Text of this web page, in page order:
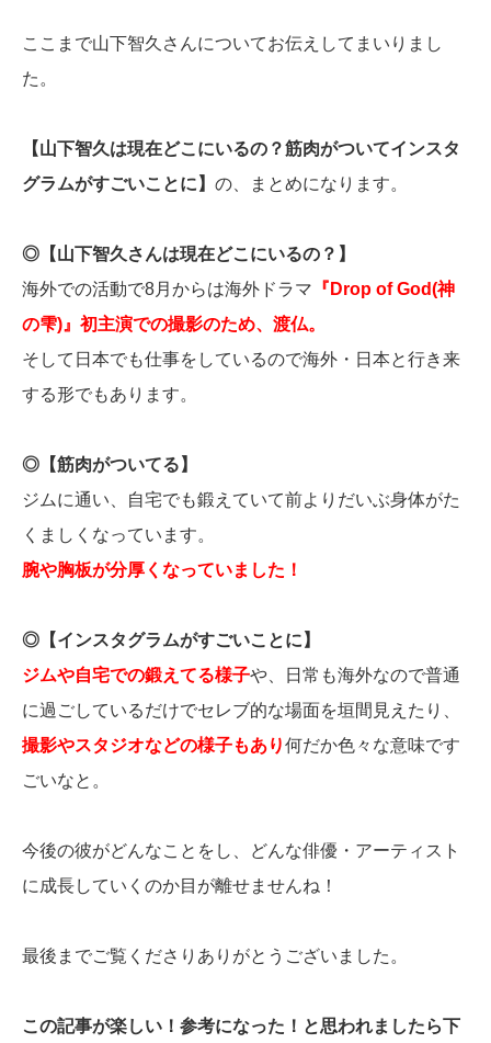
ここまで山下智久さんについてお伝えしてまいりまし
た。
【山下智久は現在どこにいるの？筋肉がついてインスタ
グラムがすごいことに】 の、まとめになります。
◎【山下智久さんは現在どこにいるの？】
海外での活動で8月からは海外ドラマ 『Drop of God(神
の雫)』初主演での撮影のため、渡仏。
そして日本でも仕事をしているので海外・日本と行き来
する形でもあります。
◎【筋肉がついてる】
ジムに通い、自宅でも鍛えていて前よりだいぶ身体がた
くましくなっています。
腕や胸板が分厚くなっていました！
◎【インスタグラムがすごいことに】
ジムや自宅での鍛えてる様子や、日常も海外なので普通
に過ごしているだけでセレブ的な場面を垣間見えたり、
撮影やスタジオなどの様子もあり何だか色々な意味です
ごいなと。
今後の彼がどんなことをし、どんな俳優・アーティスト
に成長していくのか目が離せませんね！
最後までご覧くださりありがとうございました。
この記事が楽しい！参考になった！と思われましたら下